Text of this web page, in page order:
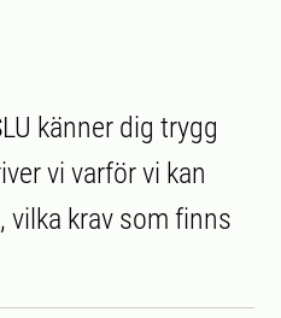
känner dig trygg
vi varför vi kan
vilka krav som finns